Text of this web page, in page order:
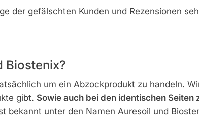
der gefälschten Kunden und Rezensionen
Biostenix?
um ein Abzockprodukt zu handeln.
gibt. Sowie auch bei den identischen Seiten
bekannt unter den Namen Auresoil und